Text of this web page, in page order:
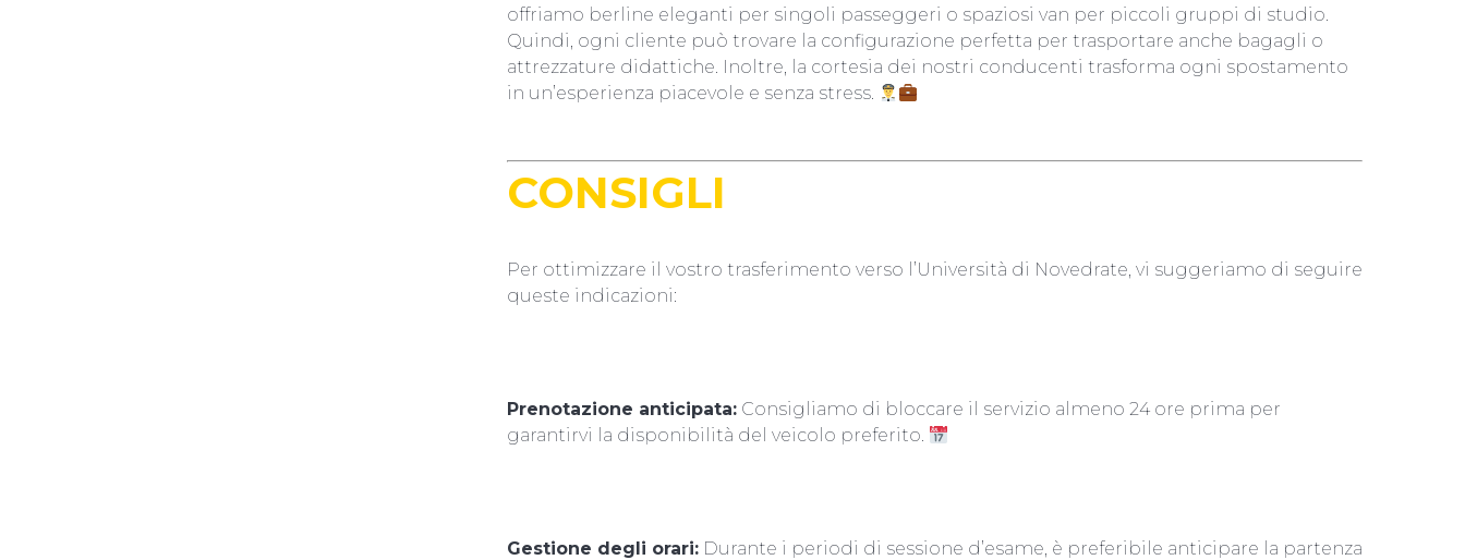
offriamo berline eleganti per singoli passeggeri o spaziosi van per piccoli gruppi di studio.
Quindi, ogni cliente può trovare la configurazione perfetta per trasportare anche bagagli o
attrezzature didattiche. Inoltre, la cortesia dei nostri conducenti trasforma ogni spostamento
in un’esperienza piacevole e senza stress.
CONSIGLI
Per ottimizzare il vostro trasferimento verso l’Università di Novedrate, vi suggeriamo di seguire
queste indicazioni:
Prenotazione anticipata:Consigliamo di bloccare il servizio almeno 24 ore prima per
garantirvi la disponibilità del veicolo preferito.
Gestione degli orari:Durante i periodi di sessione d’esame, è preferibile anticipare la partenza